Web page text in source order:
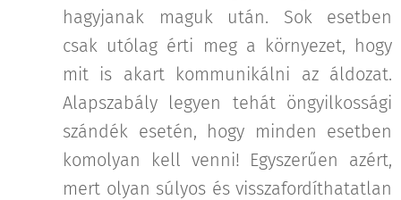
hagyjanak maguk után. Sok esetben
csak utólag érti meg a környezet, hogy
mit is akart kommunikálni az áldozat.
Alapszabály legyen tehát öngyilkossági
szándék esetén, hogy minden esetben
komolyan kell venni! Egyszerűen azért,
mert olyan súlyos és visszafordíthatatlan